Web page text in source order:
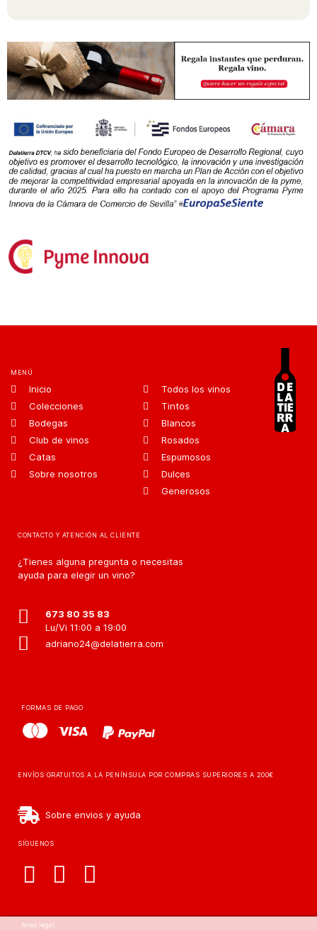
MENÚ
Inicio
Colecciones
Bodegas
Club de vinos
Catas
Sobre nosotros
Todos los vinos
Tintos
Blancos
Rosados
Espumosos
Dulces
Generosos
CONTACTO Y ATENCIÓN AL CLIENTE
¿Tienes alguna pregunta o necesitas
ayuda para elegir un vino?
673 80 35 83
Lu/Vi 11:00 a 19:00
adriano24@delatierra.com
FORMAS DE PAGO
ENVÍOS GRATUITOS A LA PENÍNSULA POR COMPRAS SUPERIORES A 200€
Sobre envios y ayuda
SÍGUENOS
Aviso legal